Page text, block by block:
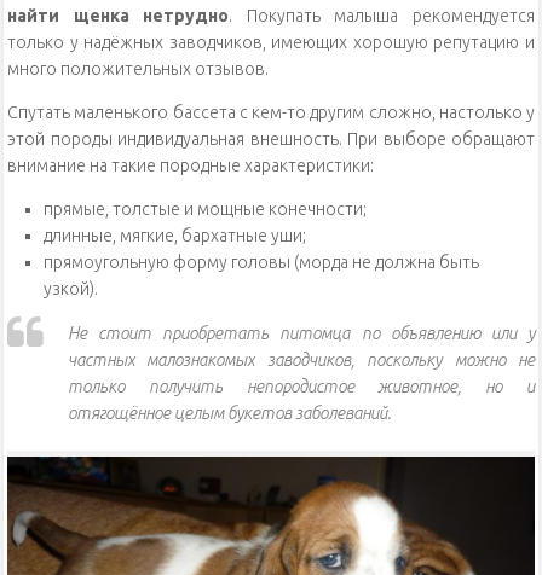
найти щенка нетрудно. Покупать малыша рекомендуется
только у надёжных заводчиков, имеющих хорошую репутацию и
много положительных отзывов.
Спутать маленького бассета с кем-то другим сложно, настолько у
этой породы индивидуальная внешность. При выборе обращают
внимание на такие породные характеристики:
прямые, толстые и мощные конечности;
длинные, мягкие, бархатные уши;
прямоугольную форму головы (морда не должна быть
узкой).
Не стоит приобретать питомца по объявлению или у
частных малознакомых заводчиков, поскольку можно не
только получить непородистое животное, но и
отягощённое целым букетов заболеваний.